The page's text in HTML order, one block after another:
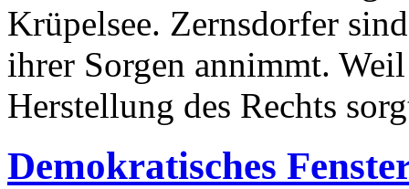
Krüpelsee. Zernsdorfer
ihrer Sorgen annimmt.
Herstellung des Rechts
Demokratisches